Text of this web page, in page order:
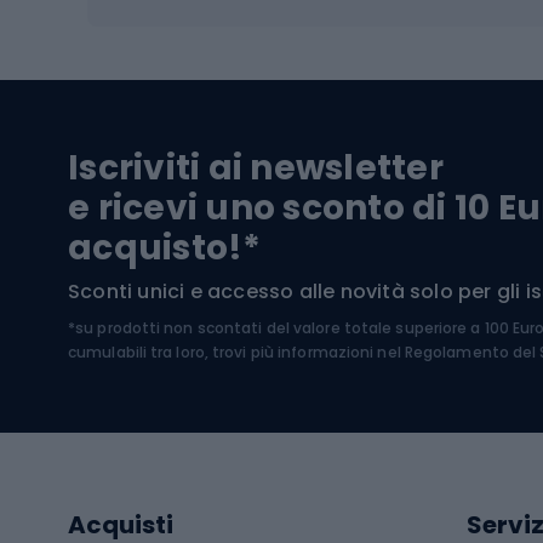
Biciclette da strada
Biciclette da ghiaia
Biciclette per bambini
Sport acquatici
Costumi da bagno
Sci
Sci
Iscriviti ai newsletter
e ricevi uno sconto di 10
acquisto!*
Sconti unici e accesso alle novità solo per gli
*su prodotti non scontati del valore totale superiore a 100
cumulabili tra loro, trovi più informazioni nel Regolamento del
Acquisti